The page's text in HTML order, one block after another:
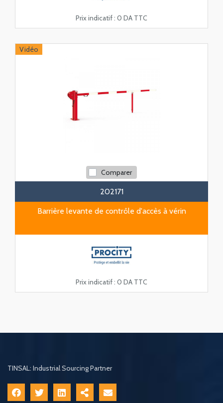
Prix indicatif : 0 DA TTC
Vidéo
Comparer
202171
Barrière levante de contrôle d'accès à vérin
Prix indicatif : 0 DA TTC
TINSAL: Industrial Sourcing Partner